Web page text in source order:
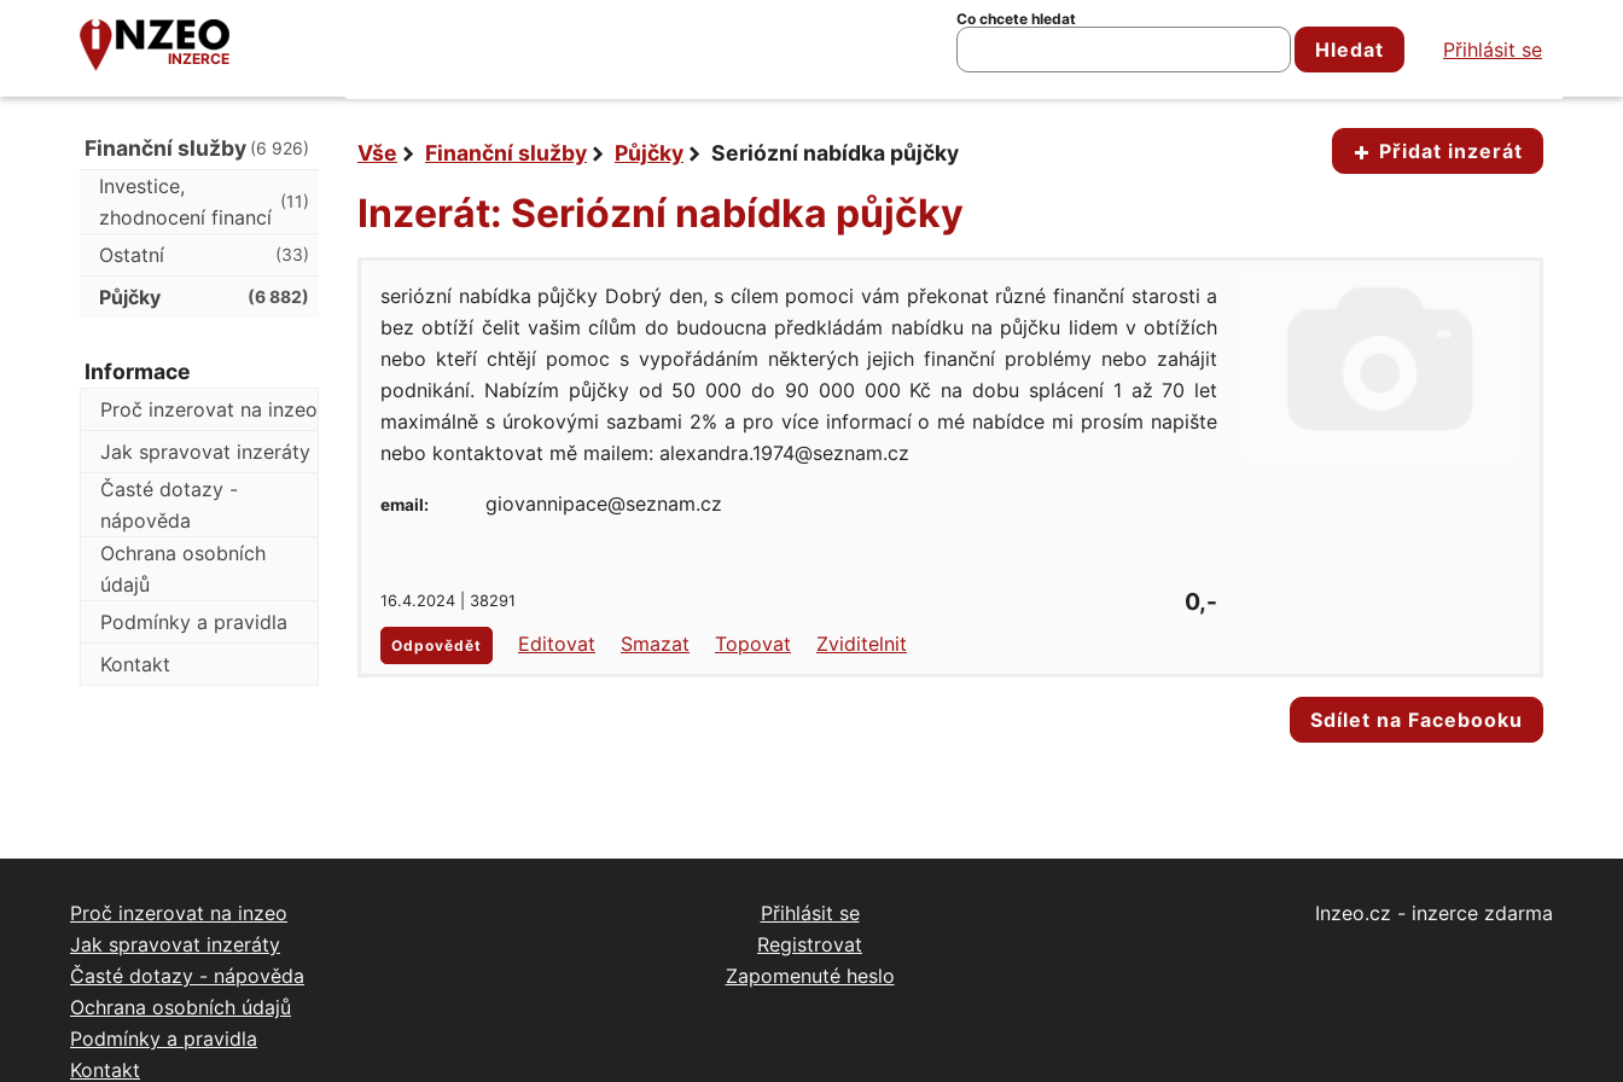
INZERCE
Co chcete hledat
Hledat Přihlásit se
Přidat inzerát
Vše Finanční služby Půjčky Seriózní nabídka půjčky
Inzerát: Seriózní nabídka půjčky
seriózní nabídka půjčky Dobrý den, s cílem pomoci vám překonat různé finanční starosti a
bez obtíží čelit vašim cílům do budoucna předkládám nabídku na půjčku lidem v obtížích
nebo kteří chtějí pomoc s vypořádáním některých jejich finanční problémy nebo zahájit
podnikání. Nabízím půjčky od 50 000 do 90 000 000 Kč na dobu splácení 1 až 70 let
maximálně s úrokovými sazbami 2% a pro více informací o mé nabídce mi prosím napište
nebo kontaktovat mě mailem: alexandra.1974@seznam.cz
16.4.2024 | 38291 0,-
email: giovannipace@seznam.cz
Odpovědět Editovat Smazat Topovat Zviditelnit
Sdílet na Facebooku
Finanční služby (6 926)
Investice,
zhodnocení financí
(11)
Ostatní (33)
Půjčky (6 882)
Informace
Proč inzerovat na inzeo
Jak spravovat inzeráty
Časté dotazy -
nápověda
Ochrana osobních
údajů
Podmínky a pravidla
Kontakt
Proč inzerovat na inzeo
Jak spravovat inzeráty
Časté dotazy - nápověda
Ochrana osobních údajů
Podmínky a pravidla
Kontakt
Přihlásit se
Registrovat
Zapomenuté heslo
Inzeo.cz - inzerce zdarma